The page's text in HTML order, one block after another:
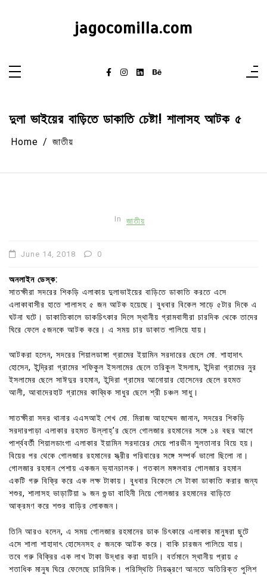
jagocomilla.com
দুলা ভাইয়ের বাড়িতে ডাকাতি চেষ্টা! শালাসহ আটক ৫
Home জাতীয়
In জাতীয়
June 14, 2018 0
অনলাইন ডেস্ক:
সাতক্ষীরা সদরের শিকড়ি এলাকায় দুলাভাইয়ের বাড়িতে ডাকাতি করতে এসে
এলাকাবাসীর হাতে শালাসহ ৫ জন আটক হয়েছে। বুধবার বিকেল সাড়ে ৫টার দিকে এ
ঘটনা ঘটে। ডাকাতিকালে ডাকচিৎকার দিলে স্থানীয় গ্রামবাসীরা চারদিক থেকে তাদের
ঘিরে ফেলে ৫জনকে আটক করে। এ সময় চার ডাকাত পালিয়ে যায়।
আটকরা হলেন, সদরের শিয়ালডাঙ্গা গ্রামের ইয়ামিন সরদারের ছেলে মো. শাহাদাৎ
হোসেন, ইন্দ্রিরা গ্রামের শফিকুল ইসলামের ছেলে তরিকুল ইসলাম, ইন্দিরা গ্রামের নুর
ইসলামের ছেলে সাঈদুর রহমান, ইন্দিরা গ্রামের আনোয়ার হোসেনের ছেলে রহমত
আলী, আবাদেরহাট গ্রামের কাব্বিক সাধুর ছেলে শ্রী চঞ্চল সাধু।
সাতক্ষীরা সদর থানার এএসআই শেখ মো. মিরাজ আহম্মেদ জানান, সদরের শিকড়ি
সরদারপাড়া এলাকার রহমত উল্লাহ্’র ছেলে গোলজার রহমানের সঙ্গে ১৪ বছর আগে
পার্শ্ববর্তী শিয়ালডাংগা এলাকার ইয়ামিন সরদারের মেয়ে পারভীন সুলতানার বিয়ে হয়।
বিয়ের পর থেকে গোলজার রহমানের স্ত্রীর পরিবারের সঙ্গে সম্পর্ক ভালো ছিলো না।
গোলজার রহমান পেশায় একজন ভ্যানচালক। গতকাল মঙ্গলবার গোলজার রহমান
একটি গরু বিক্রি করে এক লক্ষ টাকায়। বুধবার বিকেলে সে টাকা ডাকাতি করার জন্য
শশুর, শালাসহ ভাড়াটিয়া ৯ জন গুন্ডা বাহিনী নিয়ে গোলজার রহমানের বাড়িতে
আক্রমণ করে শশুর বাড়ির লোকজন।
তিনি আরও বলেন, এ সময় গোলজার রহমানের ডাক চিৎকারে এলাকার মানুষরা ছুটে
এসে শালা শাহাদাৎ হোসেনসহ ৫ জনকে আটক করে। বাকি চারজন পালিয়ে যায়।
তবে গরু বিক্রির এক লাখ টাকা উদ্ধার করা যায়নি। বর্তমানে স্থানীয় প্রায় ৫
শতাধিক মানুষ ঘিরে ফেলেছে চারিদিক। পরিস্থিতি নিয়ন্ত্রণে আনতে অতিরিক্ত পুলিশ